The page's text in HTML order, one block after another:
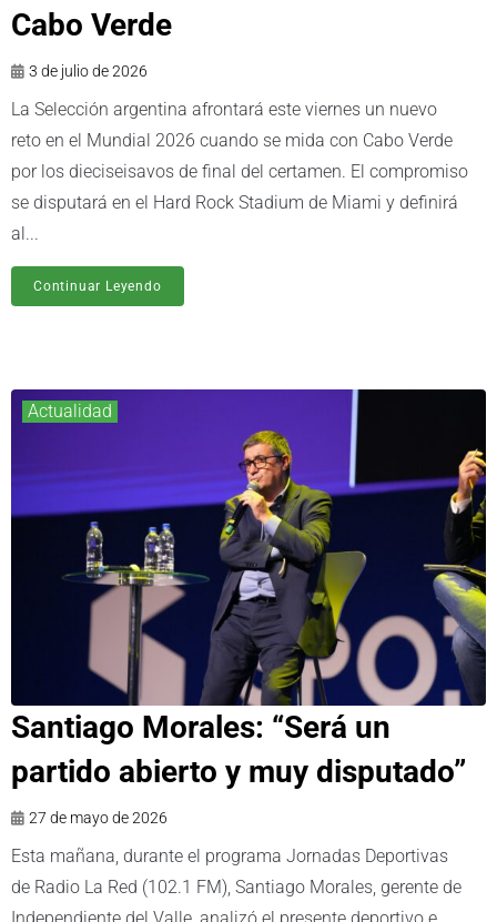
Cabo Verde
3 de julio de 2026
La Selección argentina afrontará este viernes un nuevo
reto en el Mundial 2026 cuando se mida con Cabo Verde
por los dieciseisavos de final del certamen. El compromiso
se disputará en el Hard Rock Stadium de Miami y definirá
al...
Continuar Leyendo
Actualidad
Santiago Morales: “Será un
partido abierto y muy disputado”
27 de mayo de 2026
Esta mañana, durante el programa Jornadas Deportivas
de Radio La Red (102.1 FM), Santiago Morales, gerente de